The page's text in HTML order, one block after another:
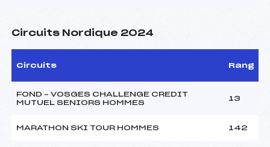
Circuits Nordique 2024
Circuits Rang
FOND – VOSGES CHALLENGE CREDIT
MUTUEL SENIORS HOMMES
13
MARATHON SKI TOUR HOMMES 142